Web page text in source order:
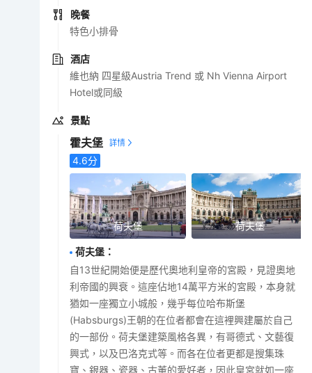
晚餐
特色小排骨
酒店
維也納 四星級Austria Trend 或 Nh Vienna Airport
Hotel或同級
景點
霍夫堡
4.6分
荷夫堡 荷夫堡
荷夫堡 ：
自13世紀開始便是歷代奧地利皇帝的宮殿，見證奧地
利帝國的興衰。這座佔地14萬平方米的宮殿，本身就
猶如一座獨立小城般，幾乎每位哈布斯堡
(Habsburgs)王朝的在位者都會在這裡興建屬於自己
的一部份。荷夫堡建築風格各異，有哥德式、文藝復
興式，以及巴洛克式等。而各在位者更都是搜集珠
寶、銀器、瓷器、古董的愛好者，因此皇宮就如一座